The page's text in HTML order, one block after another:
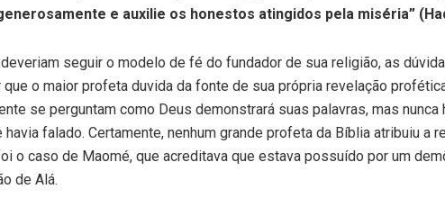
e auxilie os honestos atingidos pela miséria”
seguir o modelo de fé do fundador de sua religião, as
que o maior profeta duvida da fonte de sua própria revelação
se perguntam como Deus demonstrará suas palavras, mas nunca
havia falado. Certamente, nenhum grande profeta da Bíblia atribuiu a
o caso de Maomé, que acreditava que estava possuído por um
de Alá.